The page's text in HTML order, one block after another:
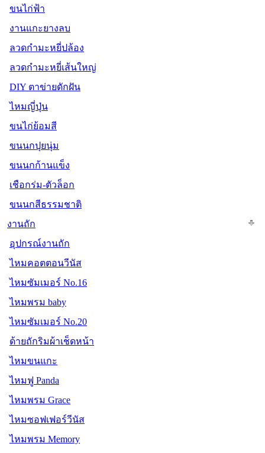
ขนไก่ฟ้า
งานแกะยางลบ
ลวดกำมะหยี่ปล้อง
ลวดกำมะหยี่เส้นใหญ่
DIY ตาข่ายดักฝัน
ไหมญี่ปุ่น
ขนไก่ย้อมสี
ขนนกปุยนุ่ม
ขนนกก้านแข็ง
เชือกร่ม-ตัวล็อก
ขนนกสีธรรมชาติ
งานถัก
อุปกรณ์งานถัก
ไหมคอตตอนวีนัส
ไหมซัมเมอร์ No.16
ไหมพรม baby
ไหมซัมเมอร์ No.20
ด้ายถักริมผ้าเช็ดหน้า
ไหมขนแกะ
ไหมฟู Panda
ไหมพรม Grace
ไหมซอฟเฟอร์วีนัส
ไหมพรม Memory